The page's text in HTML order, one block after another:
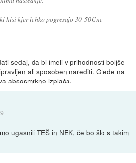
hisi kjer lahko pogresajo 30-50€ na
sedaj, da bi imeli v prihodnosti boljše
ali sposoben narediti. Glede na
absosmrkno izplača.
ugasnili TEŠ in NEK, če bo šlo s takim